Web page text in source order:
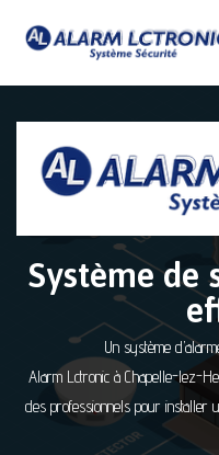
Système de
Un système
Alarm Lctronic à Chapelle-lez-
des professionnels pour installer